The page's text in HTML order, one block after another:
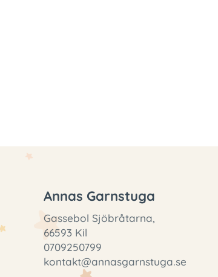
Annas Garnstuga
Gassebol Sjöbråtarna,
66593 Kil
0709250799
kontakt@annasgarnstuga.se